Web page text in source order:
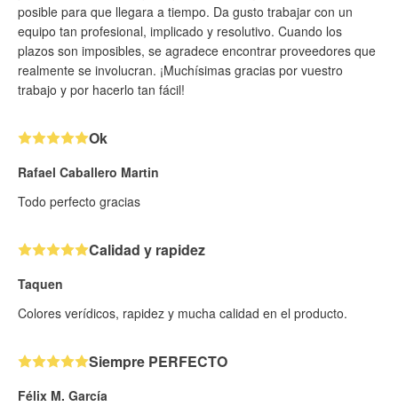
posible para que llegara a tiempo. Da gusto trabajar con un
equipo tan profesional, implicado y resolutivo. Cuando los
plazos son imposibles, se agradece encontrar proveedores que
realmente se involucran. ¡Muchísimas gracias por vuestro
trabajo y por hacerlo tan fácil!
Ok
Rafael Caballero Martin
Todo perfecto gracias
Calidad y rapidez
Taquen
Colores verídicos, rapidez y mucha calidad en el producto.
Siempre PERFECTO
Félix M. García